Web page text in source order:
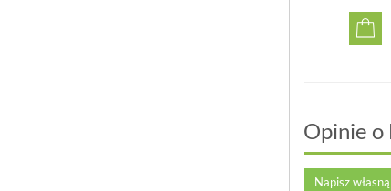
Opinie o
Napisz